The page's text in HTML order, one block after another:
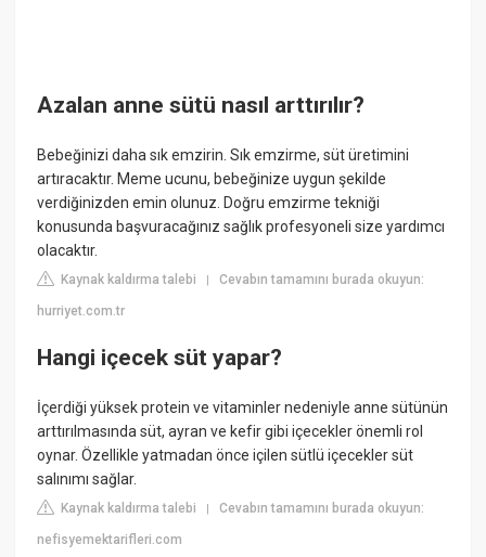
Azalan anne sütü nasıl arttırılır?
Bebeğinizi daha sık emzirin. Sık emzirme, süt üretimini
artıracaktır. Meme ucunu, bebeğinize uygun şekilde
verdiğinizden emin olunuz. Doğru emzirme tekniği
konusunda başvuracağınız sağlık profesyoneli size yardımcı
olacaktır.
Kaynak kaldırma talebi |Cevabın tamamını burada okuyun:
hurriyet.com.tr
Hangi içecek süt yapar?
İçerdiği yüksek protein ve vitaminler nedeniyle anne sütünün
arttırılmasında süt, ayran ve kefir gibi içecekler önemli rol
oynar. Özellikle yatmadan önce içilen sütlü içecekler süt
salınımı sağlar.
Kaynak kaldırma talebi |Cevabın tamamını burada okuyun:
nefisyemektarifleri.com